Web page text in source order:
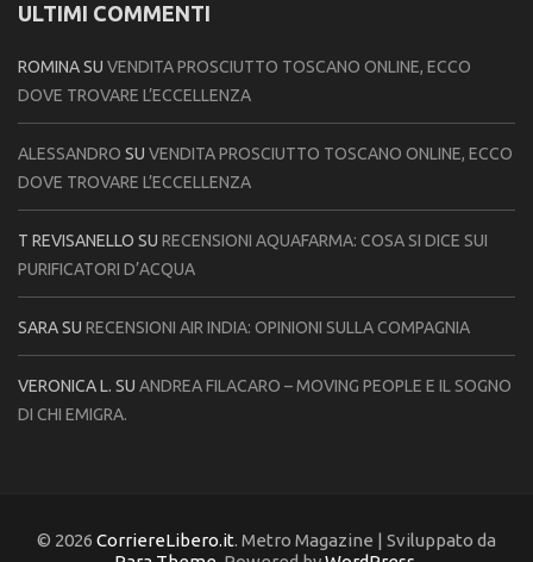
ULTIMI COMMENTI
ROMINASU VENDITA PROSCIUTTO TOSCANO ONLINE, ECCO
DOVE TROVARE L’ECCELLENZA
ALESSANDRO SU VENDITA PROSCIUTTO TOSCANO ONLINE, ECCO
DOVE TROVARE L’ECCELLENZA
T REVISANELLO SU RECENSIONI AQUAFARMA: COSA SI DICE SUI
PURIFICATORI D’ACQUA
SARASU RECENSIONI AIR INDIA: OPINIONI SULLA COMPAGNIA
VERONICA L. SU ANDREA FILACARO – MOVING PEOPLE E IL SOGNO
DI CHI EMIGRA.
© 2026 CorriereLibero.it. Metro Magazine | Sviluppato da